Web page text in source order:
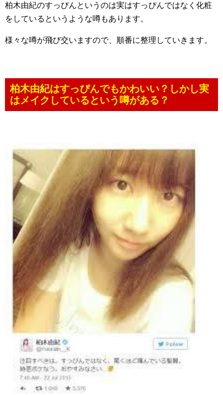
柏木由紀のすっぴんというのは実はすっぴんではなく化粧
をしているというような噂もあります。
様々な噂が飛び交いますので、順番に整理していきます。
柏木由紀はすっぴんでもかわいい？しかし実
はメイクしているという噂がある？